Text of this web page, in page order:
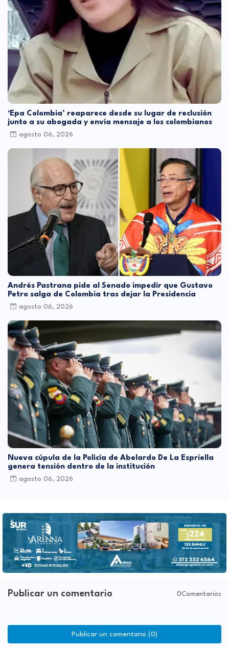
‘Epa Colombia’ reaparece desde su lugar de reclusión
junto a su abogada y envía mensaje a los colombianos
agosto 06, 2026
Andrés Pastrana pide al Senado impedir que Gustavo
Petro salga de Colombia tras dejar la Presidencia
agosto 06, 2026
Nueva cúpula de la Policía de Abelardo De La Espriella
genera tensión dentro de la institución
agosto 06, 2026
Publicar un comentario 0Comentarios
Publicar un comentario (0)